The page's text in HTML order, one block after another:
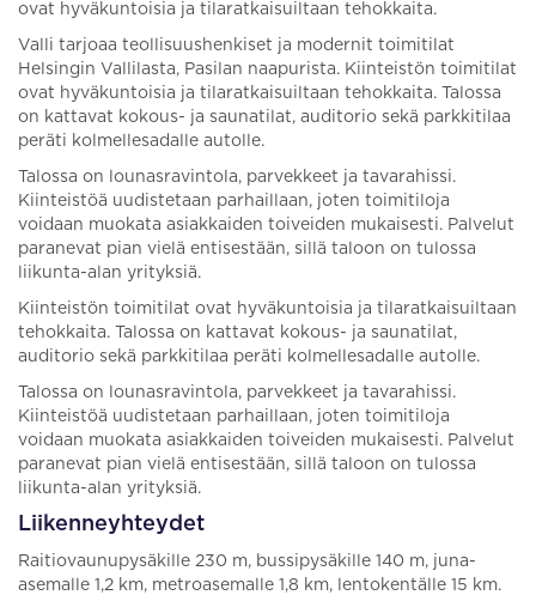
ovat hyväkuntoisia ja tilaratkaisuiltaan tehokkaita.
Valli tarjoaa teollisuushenkiset ja modernit toimitilat
Helsingin Vallilasta, Pasilan naapurista. Kiinteistön toimitilat
ovat hyväkuntoisia ja tilaratkaisuiltaan tehokkaita. Talossa
on kattavat kokous- ja saunatilat, auditorio sekä parkkitilaa
peräti kolmellesadalle autolle.
Talossa on lounasravintola, parvekkeet ja tavarahissi.
Kiinteistöä uudistetaan parhaillaan, joten toimitiloja
voidaan muokata asiakkaiden toiveiden mukaisesti. Palvelut
paranevat pian vielä entisestään, sillä taloon on tulossa
liikunta-alan yrityksiä.
Kiinteistön toimitilat ovat hyväkuntoisia ja tilaratkaisuiltaan
tehokkaita. Talossa on kattavat kokous- ja saunatilat,
auditorio sekä parkkitilaa peräti kolmellesadalle autolle.
Talossa on lounasravintola, parvekkeet ja tavarahissi.
Kiinteistöä uudistetaan parhaillaan, joten toimitiloja
voidaan muokata asiakkaiden toiveiden mukaisesti. Palvelut
paranevat pian vielä entisestään, sillä taloon on tulossa
liikunta-alan yrityksiä.
Liikenneyhteydet
Raitiovaunupysäkille 230 m, bussipysäkille 140 m, juna-
asemalle 1,2 km, metroasemalle 1,8 km, lentokentälle 15 km.